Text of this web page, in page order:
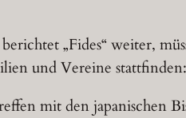
„Fides“ weiter,
und Vereine
mit den japanischen